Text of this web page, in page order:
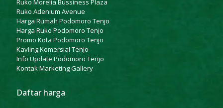
Ruko Morelia Bussiness Plaza
Ruko Adenium Avenue
Harga Rumah Podomoro Tenjo
Harga Ruko Podomoro Tenjo
Promo Kota Podomoro Tenjo
Kavling Komersial Tenjo
Info Update Podomoro Tenjo
Kontak Marketing Gallery
Daftar harga